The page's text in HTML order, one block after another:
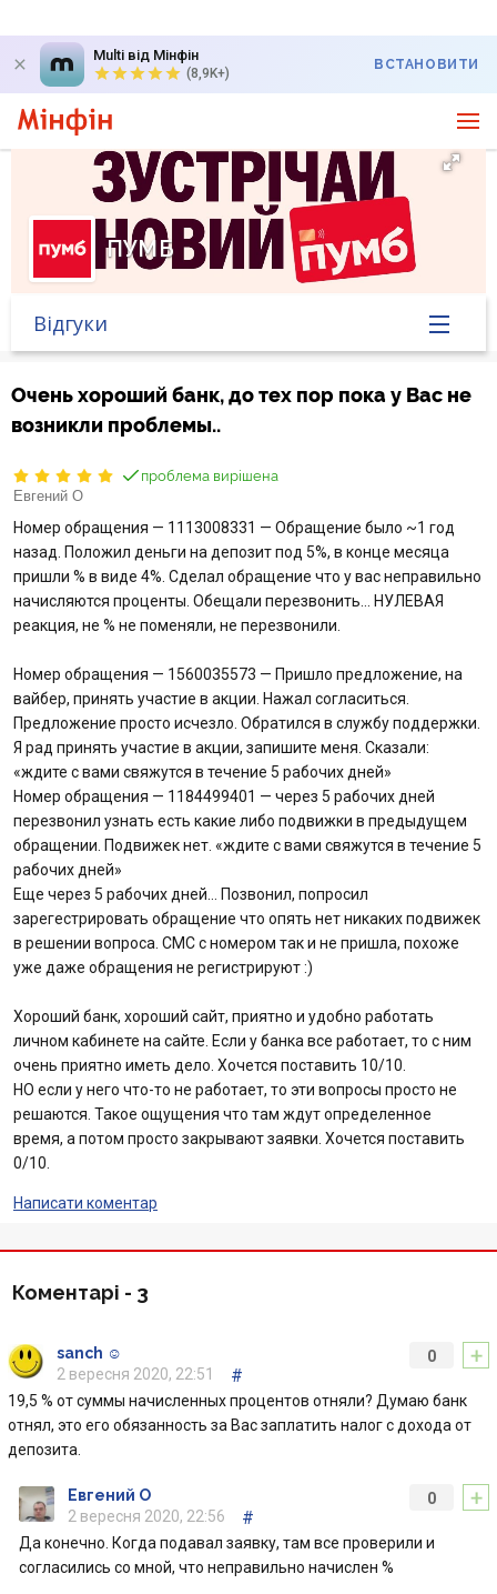
Multi від Мінфін
(8,9K+)
ВСТАНОВИТИ
ПУМБ
Банк у новинах
Курс валют у банку
Питання банку
Відгуки
Відгуки
Депозити
Депозити юр. осіб
Кредити для бізнеса
Кредити
Картки
Відділення і банкомати
Банки-партнери
Акції
Счета для бизнеса
Очень хороший банк, до тех пор пока у Вас не
возникли проблемы..
проблема вирішена
Евгений О
Номер обращения — 1113008331 — Обращение было ~1 год
назад. Положил деньги на депозит под 5%, в конце месяца
пришли % в виде 4%. Сделал обращение что у вас неправильно
начисляются проценты. Обещали перезвонить… НУЛЕВАЯ
реакция, не % не поменяли, не перезвонили.
Номер обращения — 1560035573 — Пришло предложение, на
вайбер, принять участие в акции. Нажал согласиться.
Предложение просто исчезло. Обратился в службу поддержки.
Я рад принять участие в акции, запишите меня. Сказали:
«ждите с вами свяжутся в течение 5 рабочих дней»
Номер обращения — 1184499401 — через 5 рабочих дней
перезвонил узнать есть какие либо подвижки в предыдущем
обращении. Подвижек нет. «ждите с вами свяжутся в течение 5
рабочих дней»
Еще через 5 рабочих дней… Позвонил, попросил
зарегестрировать обращение что опять нет никаких подвижек
в решении вопроса. СМС с номером так и не пришла, похоже
уже даже обращения не регистрируют :)
Хороший банк, хороший сайт, приятно и удобно работать
личном кабинете на сайте. Если у банка все работает, то с ним
очень приятно иметь дело. Хочется поставить 10/10.
НО если у него что-то не работает, то эти вопросы просто не
решаются. Такое ощущения что там ждут определенное
время, а потом просто закрывают заявки. Хочется поставить
0/10.
Написати коментар
Коментарі - 3
+
0
sanch ☺
2 вересня 2020, 22:51
#
19,5 % от суммы начисленных процентов отняли? Думаю банк
отнял, это его обязанность за Вас заплатить налог с дохода от
депозита.
+
0
Евгений О
2 вересня 2020, 22:56
#
Да конечно. Когда подавал заявку, там все проверили и
согласились со мной, что неправильно начислен %